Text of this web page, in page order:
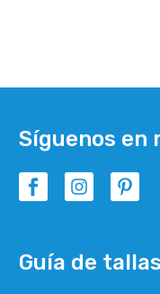
Síguenos en
Guía de tallas